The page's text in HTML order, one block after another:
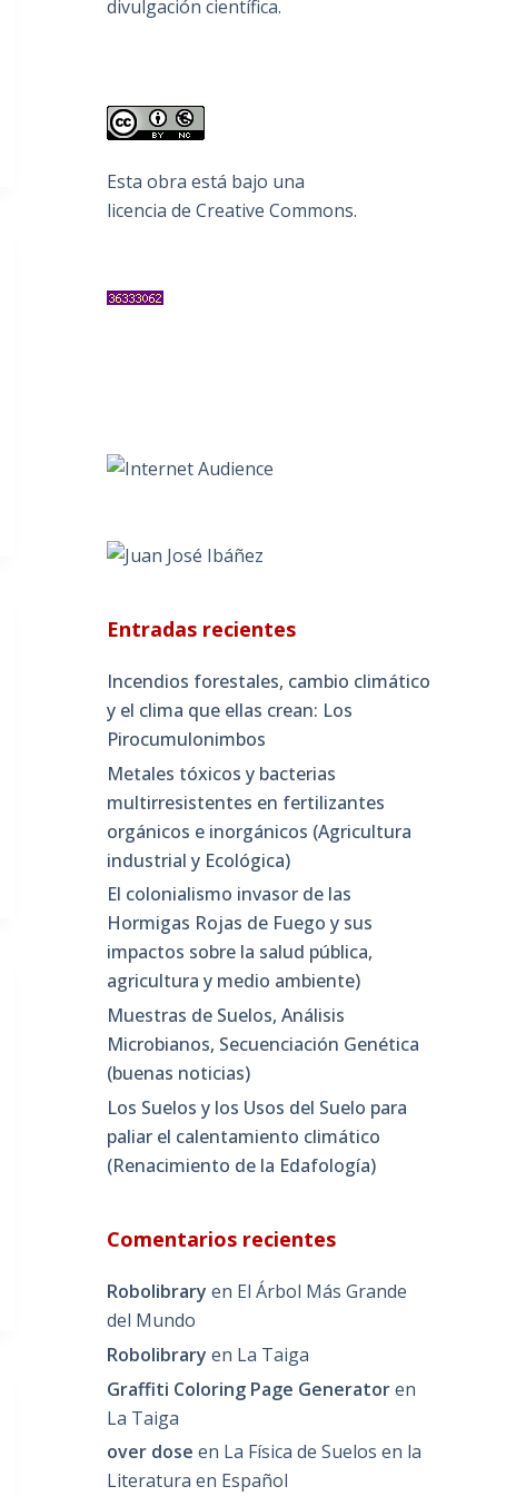
divulgación científica.
Esta obra está bajo una
licencia de Creative Commons.
Entradas recientes
Incendios forestales, cambio climático
y el clima que ellas crean: Los
Pirocumulonimbos
Metales tóxicos y bacterias
multirresistentes en fertilizantes
orgánicos e inorgánicos (Agricultura
industrial y Ecológica)
El colonialismo invasor de las
Hormigas Rojas de Fuego y sus
impactos sobre la salud pública,
agricultura y medio ambiente)
Muestras de Suelos, Análisis
Microbianos, Secuenciación Genética
(buenas noticias)
Los Suelos y los Usos del Suelo para
paliar el calentamiento climático
(Renacimiento de la Edafología)
Comentarios recientes
Robolibrary en El Árbol Más Grande
del Mundo
Robolibrary en La Taiga
Graffiti Coloring Page Generatoren
La Taiga
over dose en La Física de Suelos en la
Literatura en Español